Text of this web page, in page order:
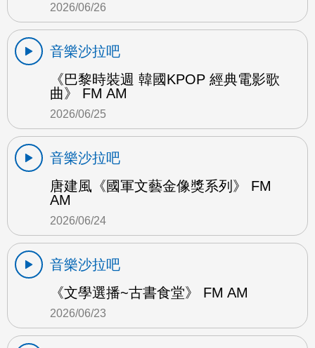
2026/06/26
音樂沙拉吧
《巴黎時裝週 韓國KPOP 經典電影歌
曲》 FM AM
2026/06/25
音樂沙拉吧
唐建風《國軍文藝金像獎系列》 FM
AM
2026/06/24
音樂沙拉吧
《文學選播~古書食堂》 FM AM
2026/06/23